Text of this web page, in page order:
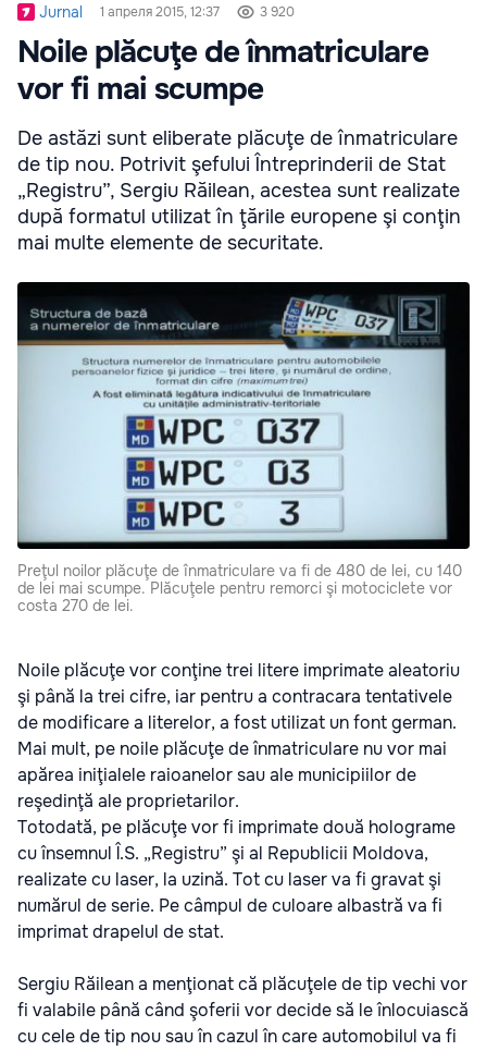
Jurnal 1 апреля 2015, 12:37 3 920
Noile plăcuţe de înmatriculare
vor fi mai scumpe
De astăzi sunt eliberate plăcuţe de înmatriculare
de tip nou. Potrivit şefului Întreprinderii de Stat
„Registru”, Sergiu Răilean, acestea sunt realizate
după formatul utilizat în ţările europene şi conţin
mai multe elemente de securitate.
Preţul noilor plăcuţe de înmatriculare va fi de 480 de lei, cu 140
de lei mai scumpe. Plăcuţele pentru remorci şi motociclete vor
costa 270 de lei.
Noile plăcuţe vor conţine trei litere imprimate aleatoriu
şi până la trei cifre, iar pentru a contracara tentativele
de modificare a literelor, a fost utilizat un font german.
Mai mult, pe noile plăcuţe de înmatriculare nu vor mai
apărea iniţialele raioanelor sau ale municipiilor de
reşedinţă ale proprietarilor.
Totodată, pe plăcuţe vor fi imprimate două holograme
cu însemnul Î.S. „Registru” şi al Republicii Moldova,
realizate cu laser, la uzină. Tot cu laser va fi gravat şi
numărul de serie. Pe câmpul de culoare albastră va fi
imprimat drapelul de stat.
Sergiu Răilean a menţionat că plăcuţele de tip vechi vor
fi valabile până când şoferii vor decide să le înlocuiască
cu cele de tip nou sau în cazul în care automobilul va fi